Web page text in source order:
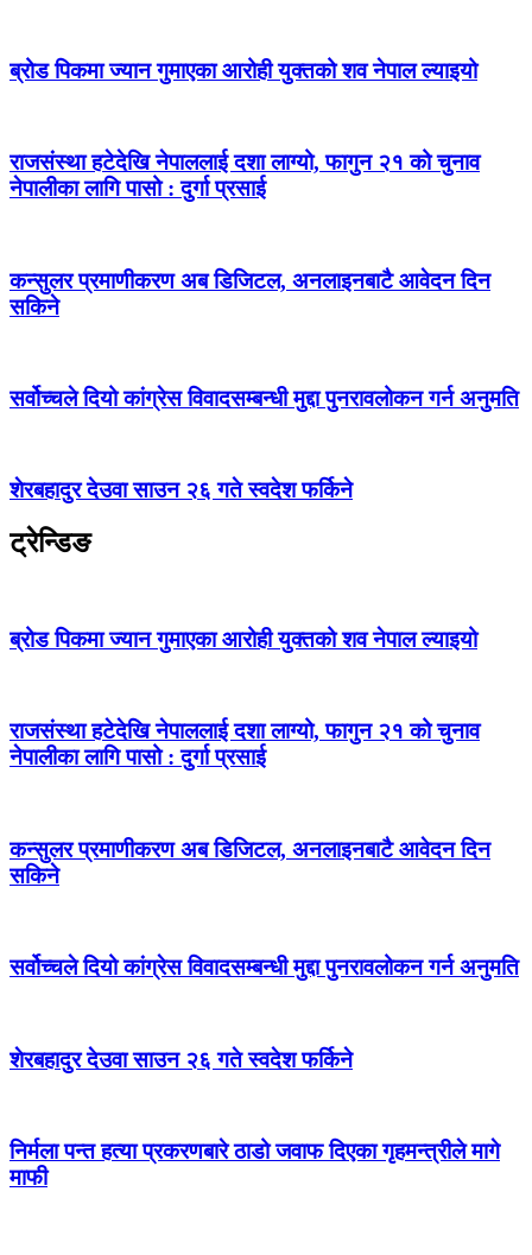
ब्रोड पिकमा ज्यान गुमाएका आरोही युक्तको शव नेपाल ल्याइयो
राजसंस्था हटेदेखि नेपाललाई दशा लाग्यो, फागुन २१ को चुनाव
नेपालीका लागि पासो : दुर्गा प्रसाई
कन्सुलर प्रमाणीकरण अब डिजिटल, अनलाइनबाटै आवेदन दिन
सकिने
सर्वोच्चले दियो कांग्रेस विवादसम्बन्धी मुद्दा पुनरावलोकन गर्न अनुमति
शेरबहादुर देउवा साउन २६ गते स्वदेश फर्किने
ट्रेन्डिङ
ब्रोड पिकमा ज्यान गुमाएका आरोही युक्तको शव नेपाल ल्याइयो
राजसंस्था हटेदेखि नेपाललाई दशा लाग्यो, फागुन २१ को चुनाव
नेपालीका लागि पासो : दुर्गा प्रसाई
कन्सुलर प्रमाणीकरण अब डिजिटल, अनलाइनबाटै आवेदन दिन
सकिने
सर्वोच्चले दियो कांग्रेस विवादसम्बन्धी मुद्दा पुनरावलोकन गर्न अनुमति
शेरबहादुर देउवा साउन २६ गते स्वदेश फर्किने
निर्मला पन्त हत्या प्रकरणबारे ठाडो जवाफ दिएका गृहमन्त्रीले मागे
माफी